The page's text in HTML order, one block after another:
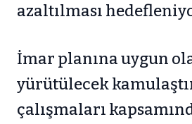
azaltılması
İmar planına uygun
yürütülecek
çalışmaları